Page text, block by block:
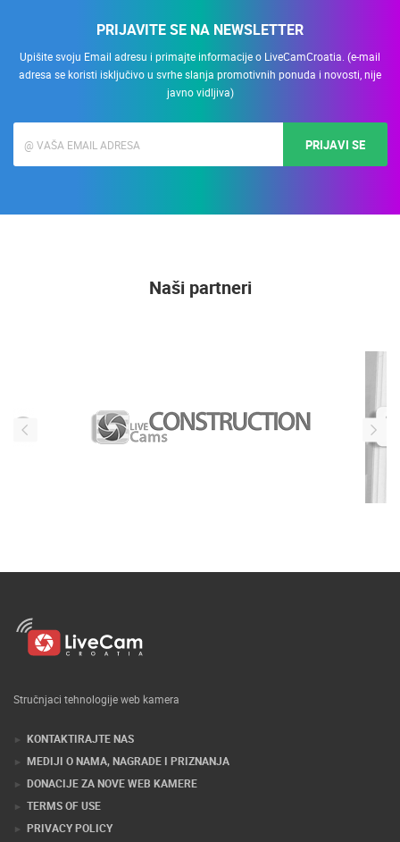
PRIJAVITE SE NA NEWSLETTER
Upišite svoju Email adresu i primajte informacije o LiveCamCroatia. (e-mail
adresa se koristi isključivo u svrhe slanja promotivnih ponuda i novosti, nije
javno vidljiva)
PRIJAVI SE
Naši partneri
Stručnjaci tehnologije web kamera
KONTAKTIRAJTE NAS
MEDIJI O NAMA, NAGRADE I PRIZNANJA
DONACIJE ZA NOVE WEB KAMERE
TERMS OF USE
PRIVACY POLICY